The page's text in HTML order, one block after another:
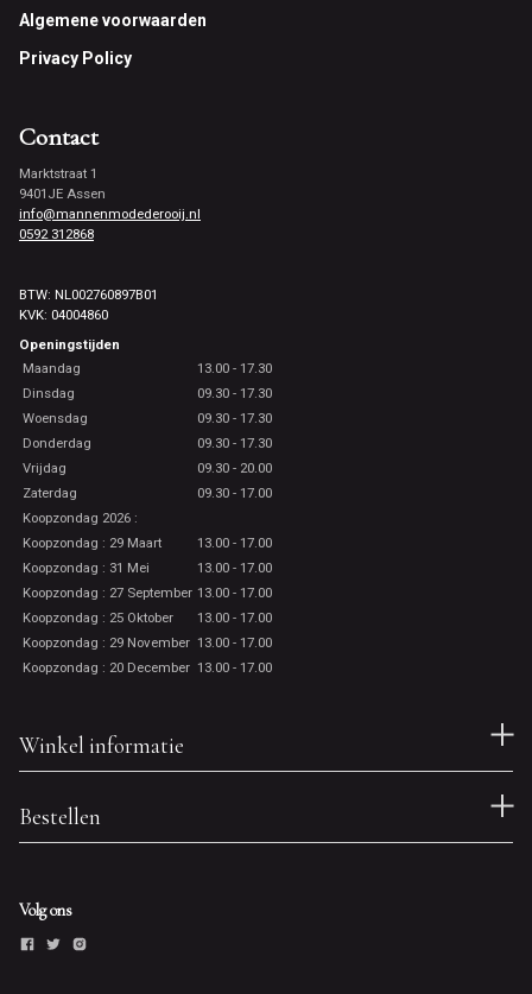
Footer
Algemene voorwaarden
Privacy Policy
Contact
Marktstraat 1
9401JE Assen
info@mannenmodederooij.nl
0592 312868
BTW: NL002760897B01
KVK: 04004860
Openingstijden
Maandag
13.00 - 17.30
Dinsdag
09.30 - 17.30
Woensdag
09.30 - 17.30
Donderdag
09.30 - 17.30
Vrijdag
09.30 - 20.00
Zaterdag
09.30 - 17.00
Koopzondag 2026 :
Koopzondag : 29 Maart
13.00 - 17.00
Koopzondag : 31 Mei
13.00 - 17.00
Koopzondag : 27 September 13.00 - 17.00
Koopzondag : 25 Oktober
13.00 - 17.00
Koopzondag : 29 November 13.00 - 17.00
Koopzondag : 20 December 13.00 - 17.00
Winkel informatie
Bestellen
Volg ons